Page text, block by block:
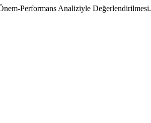
Performans Analiziyle Değerlendirilmesi.